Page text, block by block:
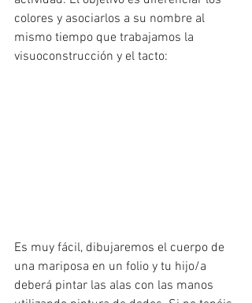
colores y asociarlos a su nombre al
mismo tiempo que trabajamos la
visuoconstrucción y el tacto:
Es muy fácil, dibujaremos el cuerpo de
una mariposa en un folio y tu hijo/a
deberá pintar las alas con las manos